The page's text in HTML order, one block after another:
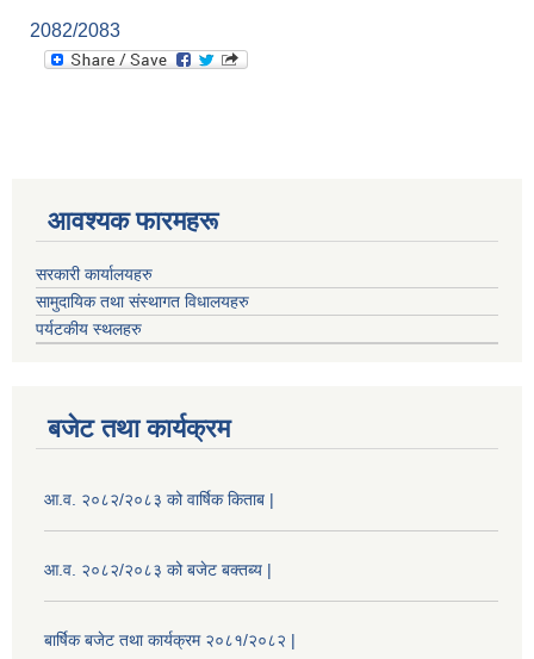
2082/2083
आवश्यक फारमहरू
सरकारी कार्यालयहरु
सामुदायिक तथा संस्थागत विधालयहरु
पर्यटकीय स्थलहरु
बजेट तथा कार्यक्रम
आ.व. २०८२/२०८३ को वार्षिक किताब |
आ.व. २०८२/२०८३ को बजेट बक्तब्य |
बार्षिक बजेट तथा कार्यक्रम २०८१/२०८२ |